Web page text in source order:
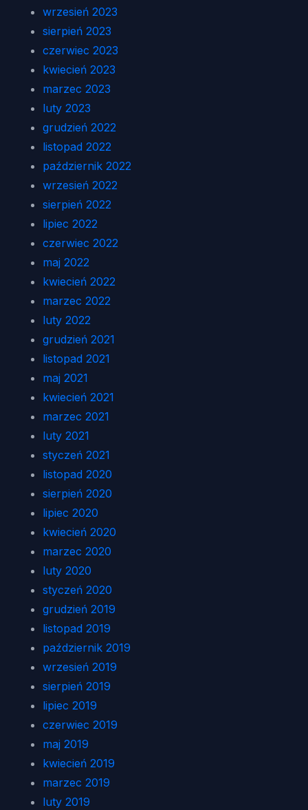
wrzesień 2023
sierpień 2023
czerwiec 2023
kwiecień 2023
marzec 2023
luty 2023
grudzień 2022
listopad 2022
październik 2022
wrzesień 2022
sierpień 2022
lipiec 2022
czerwiec 2022
maj 2022
kwiecień 2022
marzec 2022
luty 2022
grudzień 2021
listopad 2021
maj 2021
kwiecień 2021
marzec 2021
luty 2021
styczeń 2021
listopad 2020
sierpień 2020
lipiec 2020
kwiecień 2020
marzec 2020
luty 2020
styczeń 2020
grudzień 2019
listopad 2019
październik 2019
wrzesień 2019
sierpień 2019
lipiec 2019
czerwiec 2019
maj 2019
kwiecień 2019
marzec 2019
luty 2019